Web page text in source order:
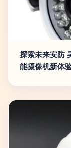
探索未来安防
能摄像机新体